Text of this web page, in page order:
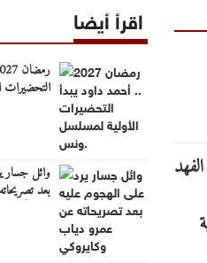
اقرأ أيضا
التحضيرات
وائل جسار
بعد